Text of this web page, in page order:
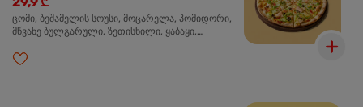
ცომი, ბეშამელის სოუსი, მოცარელა, პომიდორი,
მწვანე ბულგარული, ზეთისხილი, ყაბაყი,
ორეგანო